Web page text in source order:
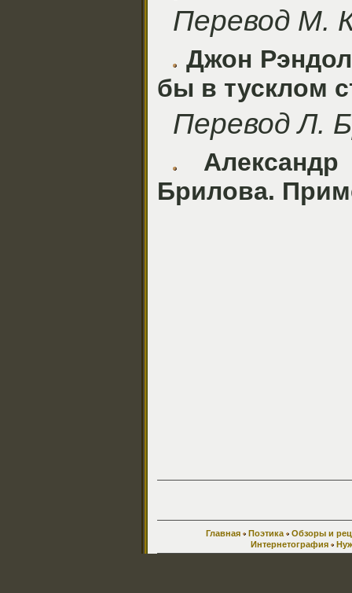
Перевод М.
Джон
бы в тусклом
Перевод Л.
Брилова.
Главная Поэтика Обзоры и
Интернетография